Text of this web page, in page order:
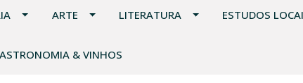
ARTE LITERATURA ESTUDOS
& VINHOS